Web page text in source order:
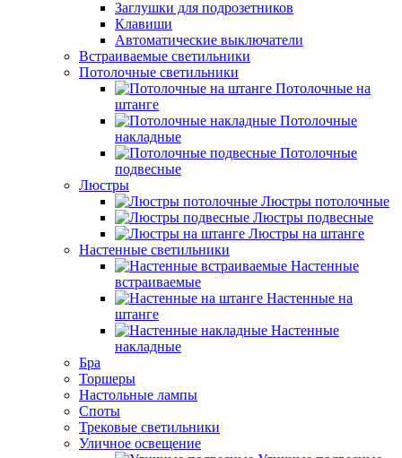
Заглушки для подрозетников
Клавиши
Автоматические выключатели
Встраиваемые светильники
Потолочные светильники
Потолочные на
штанге
Потолочные
накладные
Потолочные
подвесные
Люстры
Люстры потолочные
Люстры подвесные
Люстры на штанге
Настенные светильники
Настенные
встраиваемые
Настенные на
штанге
Настенные
накладные
Бра
Торшеры
Настольные лампы
Споты
Трековые светильники
Уличное освещение